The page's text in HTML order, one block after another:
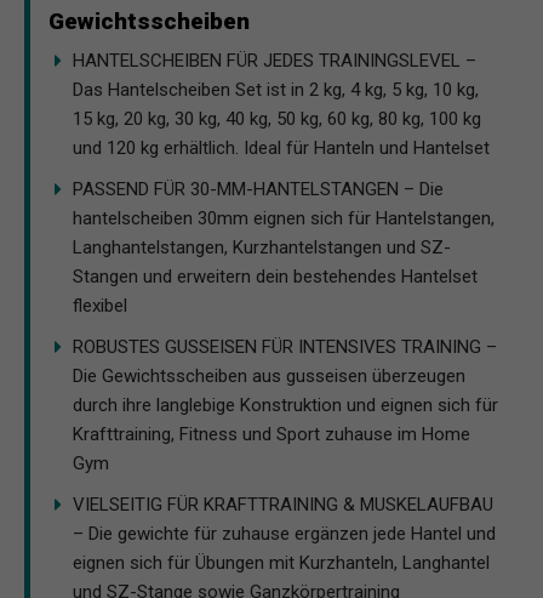
Gewichtsscheiben
HANTELSCHEIBEN FÜR JEDES TRAININGSLEVEL –
Das Hantelscheiben Set ist in 2 kg, 4 kg, 5 kg, 10 kg,
15 kg, 20 kg, 30 kg, 40 kg, 50 kg, 60 kg, 80 kg, 100 kg
und 120 kg erhältlich. Ideal für Hanteln und Hantelset
PASSEND FÜR 30-MM-HANTELSTANGEN – Die
hantelscheiben 30mm eignen sich für Hantelstangen,
Langhantelstangen, Kurzhantelstangen und SZ-
Stangen und erweitern dein bestehendes Hantelset
flexibel
ROBUSTES GUSSEISEN FÜR INTENSIVES TRAINING –
Die Gewichtsscheiben aus gusseisen überzeugen
durch ihre langlebige Konstruktion und eignen sich für
Krafttraining, Fitness und Sport zuhause im Home
Gym
VIELSEITIG FÜR KRAFTTRAINING & MUSKELAUFBAU
– Die gewichte für zuhause ergänzen jede Hantel und
eignen sich für Übungen mit Kurzhanteln, Langhantel
und SZ-Stange sowie Ganzkörpertraining